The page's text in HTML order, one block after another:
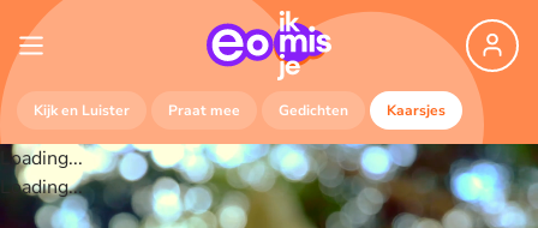
Kijk en Luister Praat mee Gedichten Kaarsjes
Loading...
Loading...